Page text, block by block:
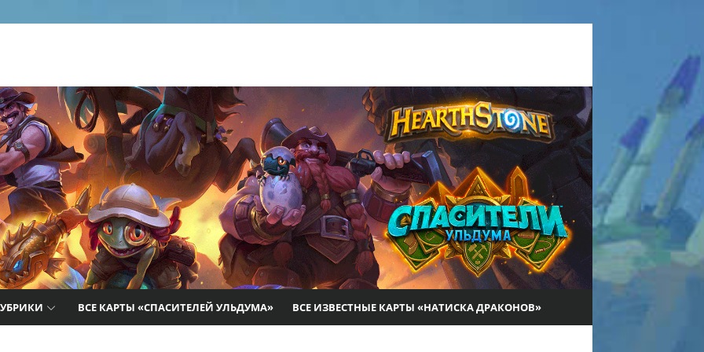
ВСЕ КАРТЫ «СПАСИТЕЛЕЙ УЛЬДУМА» ВСЕ ИЗВЕСТНЫЕ КАРТЫ «НАТИСКА ДРАКОНОВ»